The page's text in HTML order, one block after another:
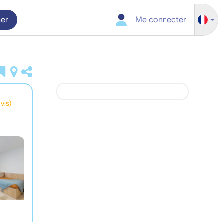
Me connecter